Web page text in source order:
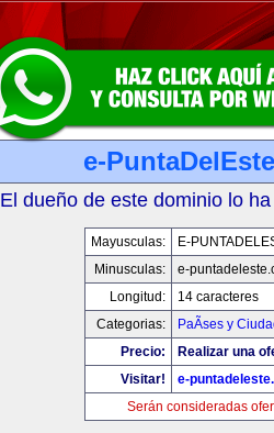
e-
El dueño de este dominio lo
Mayusculas:
E-
Minusculas:
e-
Longitud:
14 caracteres
Categorias:
PaÃ­ses y
Precio:
Realizar una
Visitar!
e-
Serán consideradas